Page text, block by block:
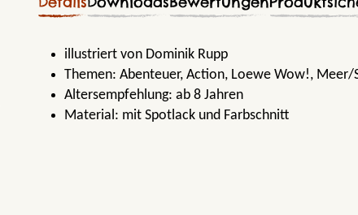
illustriert von Dominik Rupp
Themen: Abenteuer, Action, Loewe Wow!, Meer/
Altersempfehlung: ab 8 Jahren
Material: mit Spotlack und Farbschnitt